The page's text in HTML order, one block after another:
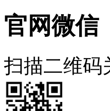
官网微信
扫描二维码